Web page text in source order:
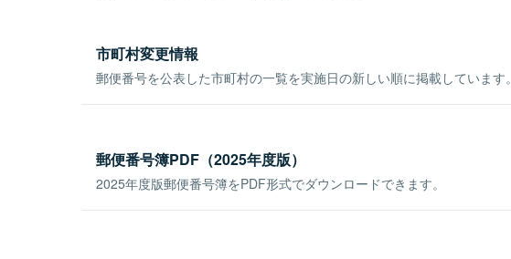
市町村変更情報
郵便番号を公表した市町村の一覧を実施日の新しい順に掲載しています。
郵便番号簿PDF（2025年度版）
2025年度版郵便番号簿をPDF形式でダウンロードできます。